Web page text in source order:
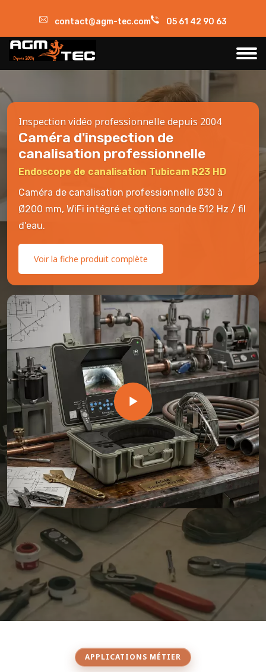
contact@agm-tec.com 05 61 42 90 63
Inspection vidéo professionnelle depuis 2004
Caméra d'inspection de
canalisation professionnelle
Endoscope de canalisation Tubicam R23 HD
Caméra de canalisation professionnelle Ø30 à
Ø200 mm, WiFi intégré et options sonde 512 Hz / fil
d'eau.
Voir la fiche produit complète
APPLICATIONS MÉTIER